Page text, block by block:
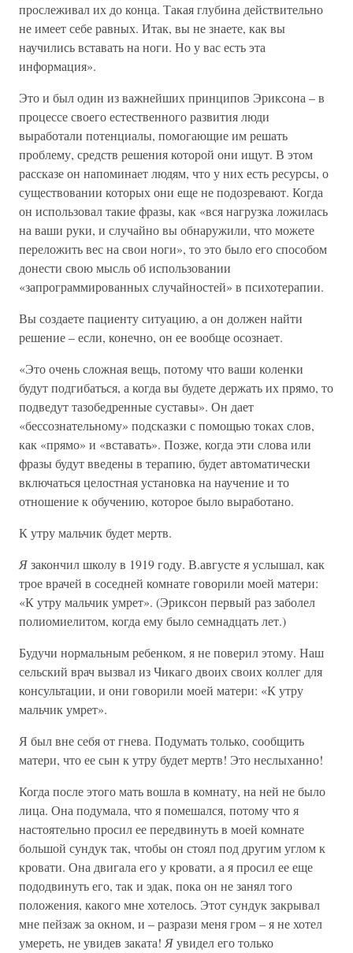
прослеживал их до конца. Такая глубина действительно
не имеет себе равных. Итак, вы не знаете, как вы
научились вставать на ноги. Но у вас есть эта
информация».
Это и был один из важнейших принципов Эриксона – в
процессе своего естественного развития люди
выработали потенциалы, помогающие им решать
проблему, средств решения которой они ищут. В этом
рассказе он напоминает людям, что у них есть ресурсы, о
существовании которых они еще не подозревают. Когда
он использовал такие фразы, как «вся нагрузка ложилась
на ваши руки, и случайно вы обнаружили, что можете
переложить вес на свои ноги», то это было его способом
донести свою мысль об использовании
«запрограммированных случайностей» в психотерапии.
Вы создаете пациенту ситуацию, а он должен найти
решение – если, конечно, он ее вообще осознает.
«Это очень сложная вещь, потому что ваши коленки
будут подгибаться, а когда вы будете держать их прямо, то
подведут тазобедренные суставы». Он дает
«бессознательному» подсказки с помощью токах слов,
как «прямо» и «вставать». Позже, когда эти слова или
фразы будут введены в терапию, будет автоматически
включаться целостная установка на научение и то
отношение к обучению, которое было выработано.
К утру мальчик будет мертв.
Язакончил школу в 1919 году. В.августе я услышал, как
трое врачей в соседней комнате говорили моей матери:
«К утру мальчик умрет». (Эриксон первый раз заболел
полиомиелитом, когда ему было семнадцать лет.)
Будучи нормальным ребенком, я не поверил этому. Наш
сельский врач вызвал из Чикаго двоих своих коллег для
консультации, и они говорили моей матери: «К утру
мальчик умрет».
Я был вне себя от гнева. Подумать только, сообщить
матери, что ее сын к утру будет мертв! Это неслыханно!
Когда после этого мать вошла в комнату, на ней не было
лица. Она подумала, что я помешался, потому что я
настоятельно просил ее передвинуть в моей комнате
большой сундук так, чтобы он стоял под другим углом к
кровати. Она двигала его у кровати, а я просил ее еще
пододвинуть его, так и эдак, пока он не занял того
положения, какого мне хотелось. Этот сундук закрывал
мне пейзаж за окном, и – разрази меня гром – я не хотел
умереть, не увидев заката! Яувидел его только